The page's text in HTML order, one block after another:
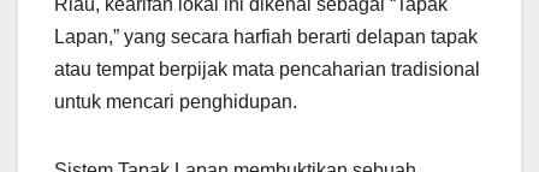
Lapan,” yang secara harfiah berarti delapan tapak
atau tempat berpijak mata pencaharian tradisional
untuk mencari penghidupan.